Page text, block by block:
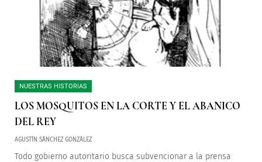
NUESTRAS HISTORIAS
LOS MOSQUITOS EN LA CORTE Y EL ABANICO
DEL REY
AGUSTÍN SÁNCHEZ GONZÁLEZ
Todo gobierno autoritario busca subvencionar a la prensa